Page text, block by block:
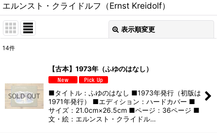
エルンスト・クライドルフ（Ernst Kreidolf）
表示順変更
並び順:
絞り込む
14件
【古本】1973年（ふゆのはなし）
■タイトル：ふゆのはなし ■1973年発行（初版は
1971年発行） ■エディション：ハードカバー ■
サイズ：21.0cm×26.5cm ■ページ：36ページ ■
文・絵：エルンスト・クライドル…